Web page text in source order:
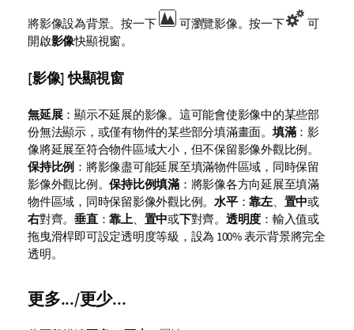
將影像設為背景。按一下 可瀏覽影像。按一下
可
開啟影像快顯視窗。
[影像] 快顯視窗
無延展：顯示不延展的影像。這可能會使影像中的某些部
份無法顯示，或僅有物件的某些部分填滿畫面。填滿：影
像將延展至符合物件區域大小，但不保留影像外觀比例。
保持比例 ：將影像盡可能延展至填滿物件區域，同時保留
影像外觀比例。保持比例填滿：將影像各方向延展至填滿
物件區域，同時保留影像外觀比例。 水平：靠左、 置中或
右對齊。 垂直：靠上、 置中或下對齊。 透明度 ：輸入值或
拖曳滑桿即可設定透明度等級，設為 100% 表示背景將完全
透明。
更多.../更少...